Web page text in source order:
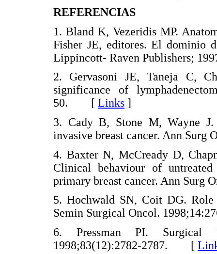
REFERENCIAS
1. Bland K, Vezeridis MP.
Fisher JE, editores. El dominio
Lippincott- Raven Publishers;
2. Gervasoni JE, Taneja C,
significance of
50. [ Links ]
3. Cady B, Stone M, Wayne
invasive breast cancer. Ann
4. Baxter N, McCready D,
Clinical behaviour of
primary breast cancer. Ann
5. Hochwald SN, Coit DG.
Semin Surgical Oncol.
6. Pressman PI. Surgical
1998;83(12):2782-2787. [